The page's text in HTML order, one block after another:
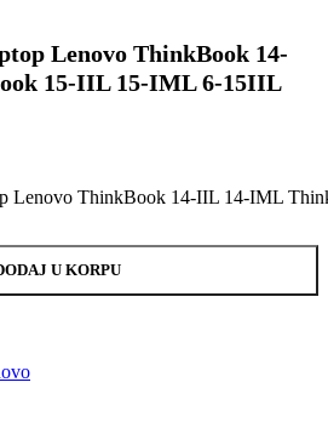
Lenovo ThinkBook 14-
15-IIL 15-IML 6-15IIL
Lenovo ThinkBook 14-IIL 14-IML
U KORPU